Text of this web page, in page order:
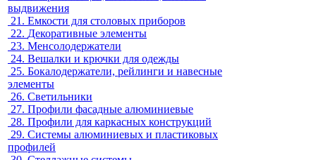
выдвижения
21. Емкости для столовых приборов
22. Декоративные элементы
23. Менсолодержатели
24. Вешалки и крючки для одежды
25. Бокалодержатели, рейлинги и навесные
элементы
26. Светильники
27. Профили фасадные алюминиевые
28. Профили для каркасных конструкций
29. Системы алюминиевых и пластиковых
профилей